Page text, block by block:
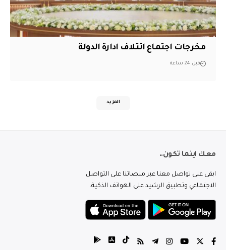
مخرجات اجتماع ائتلاف ادارة الدولة
قبل 24 ساعة
المزيد
معك اينما تكون..
ابقى على تواصل معنا عبر منصاتنا على التواصل
الاجتماعي وتطبيق الرشيد على الهواتف الذكية.